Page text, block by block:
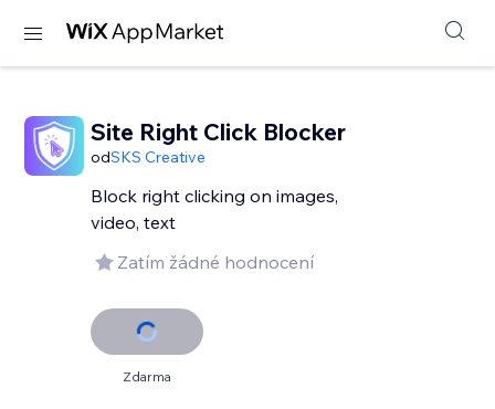
Site Right Click Blocker
odSKS Creative
Block right clicking on images,
video, text
Zatím žádné hodnocení
Zdarma